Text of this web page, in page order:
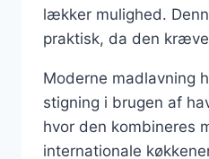
lækker mulighed.
praktisk, da den
Moderne madlavning
stigning i brugen af
hvor den kombineres
internationale